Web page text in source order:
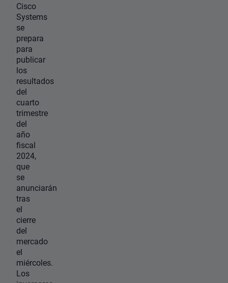
Cisco
Systems
se
prepara
para
publicar
los
resultados
del
cuarto
trimestre
del
año
fiscal
2024,
que
se
anunciarán
tras
el
cierre
del
mercado
el
miércoles.
Los